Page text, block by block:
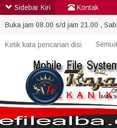
Buka jam 08.00 s/d jam 21.00 ,
Sidebar Kiri Kontak